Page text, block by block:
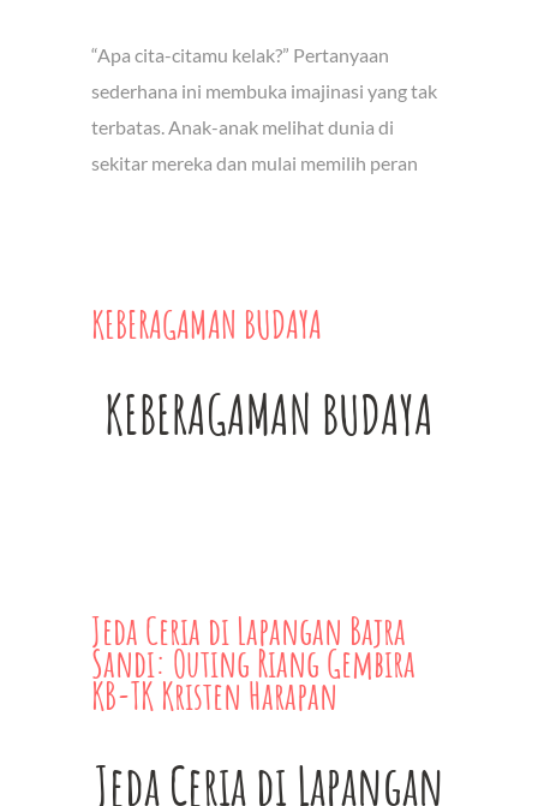
“Apa cita-citamu kelak?” Pertanyaan
sederhana ini membuka imajinasi yang tak
terbatas. Anak-anak melihat dunia di
sekitar mereka dan mulai memilih peran
KEBERAGAMAN BUDAYA
KEBERAGAMAN BUDAYA
Jeda Ceria di Lapangan Bajra
Sandi: Outing Riang Gembira
KB-TK Kristen Harapan
Jeda Ceria di Lapangan